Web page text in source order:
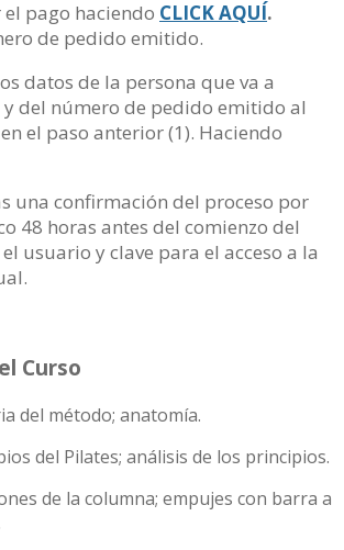
el pago haciendo CLICK AQUÍ.
de pedido emitido.
datos de la persona que va a
del número de pedido emitido al
el paso anterior (1). Haciendo
una confirmación del proceso por
48 horas antes del comienzo del
usuario y clave para el acceso a la
Curso
del método; anatomía.
del Pilates; análisis de los principios.
de la columna; empujes con barra a